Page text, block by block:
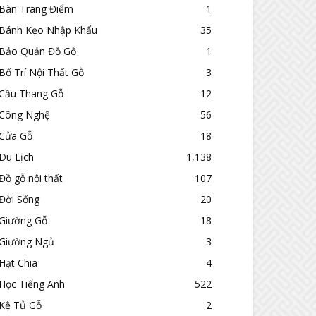
Trang Điểm
1
Kẹo Nhập Khẩu
35
Quản Đồ Gỗ
1
Trí Nội Thất Gỗ
3
Thang Gỗ
12
Nghệ
56
Gỗ
18
Lịch
1,138
gỗ nội thất
107
Sống
20
Gỗ
18
Ngủ
3
Chia
4
Tiếng Anh
522
Tủ Gỗ
2